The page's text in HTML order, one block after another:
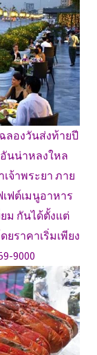
ลองวันส่งท้ายปี
นน่าหลงใหล
จ้าพระยา ภาย
ฟต์เมนูอาหาร
ม กันได้ตั้งแต่
ยราคาเริ่มเพียง
9000